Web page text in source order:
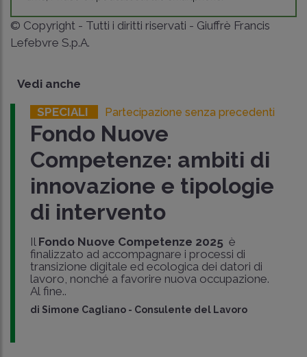
© Copyright - Tutti i diritti riservati - Giuffrè Francis
Lefebvre S.p.A.
Vedi anche
SPECIALI Partecipazione senza precedenti
Fondo Nuove
Competenze: ambiti di
innovazione e tipologie
di intervento
Il Fondo Nuove Competenze 2025 è
finalizzato ad accompagnare i processi di
transizione digitale ed ecologica dei datori di
lavoro, nonché a favorire nuova occupazione.
Al fine..
di Simone Cagliano - Consulente del Lavoro